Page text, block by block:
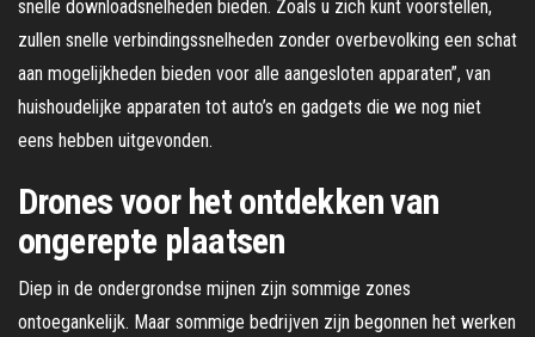
snelle downloadsnelheden bieden. Zoals u zich kunt voorstellen,
zullen snelle verbindingssnelheden zonder overbevolking een schat
aan mogelijkheden bieden voor alle aangesloten apparaten”, van
huishoudelijke apparaten tot auto’s en gadgets die we nog niet
eens hebben uitgevonden.
Drones voor het ontdekken van
ongerepte plaatsen
Diep in de ondergrondse mijnen zijn sommige zones
ontoegankelijk. Maar sommige bedrijven zijn begonnen het werken